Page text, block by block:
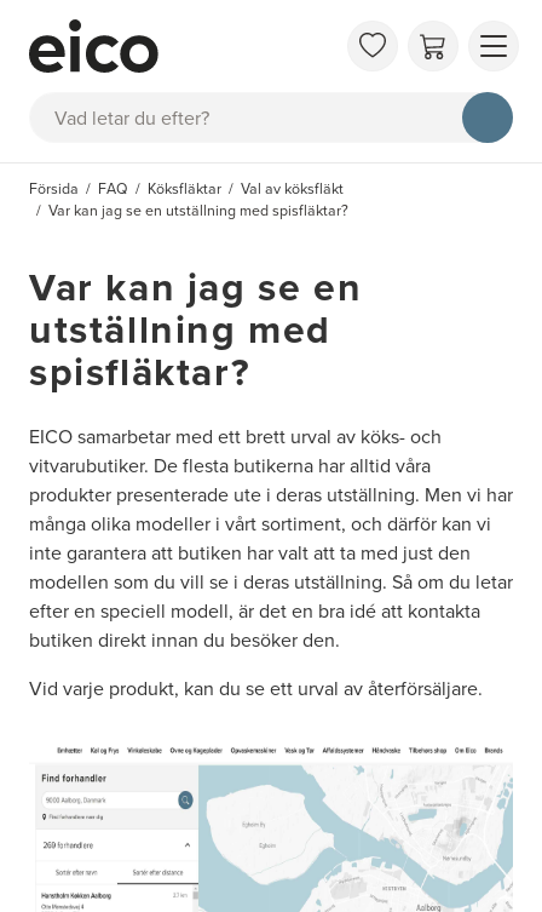
Sök
OM
FAQ
Försida FAQ Köksfläktar
Val av köksfläkt
Var kan jag se en utställning med spisfläktar?
Var kan jag se en
utställning med
spisfläktar?
EICO samarbetar med ett brett urval av köks- och
vitvarubutiker. De flesta butikerna har alltid våra
produkter presenterade ute i deras utställning. Men vi har
många olika modeller i vårt sortiment, och därför kan vi
inte garantera att butiken har valt att ta med just den
modellen som du vill se i deras utställning. Så om du letar
efter en speciell modell, är det en bra idé att kontakta
butiken direkt innan du besöker den.
Vid varje produkt, kan du se ett urval av återförsäljare.